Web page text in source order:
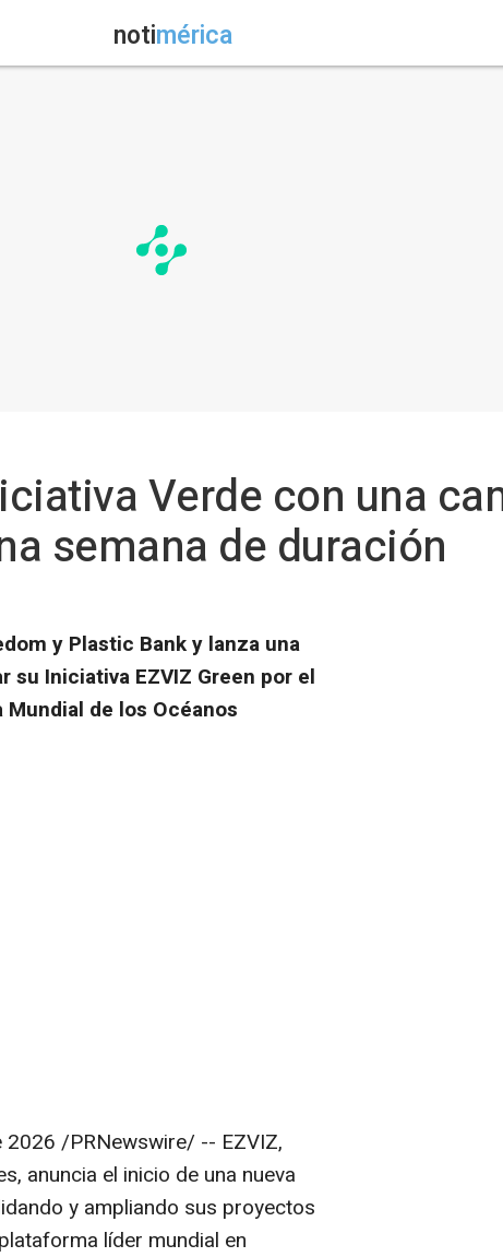
notimérica
Verde con una
semana de duración
y Plastic Bank y lanza una
Iniciativa EZVIZ Green por el
de los Océanos
2026 /PRNewswire/ -- EZVIZ,
anuncia el inicio de una nueva
y ampliando sus proyectos
líder mundial en